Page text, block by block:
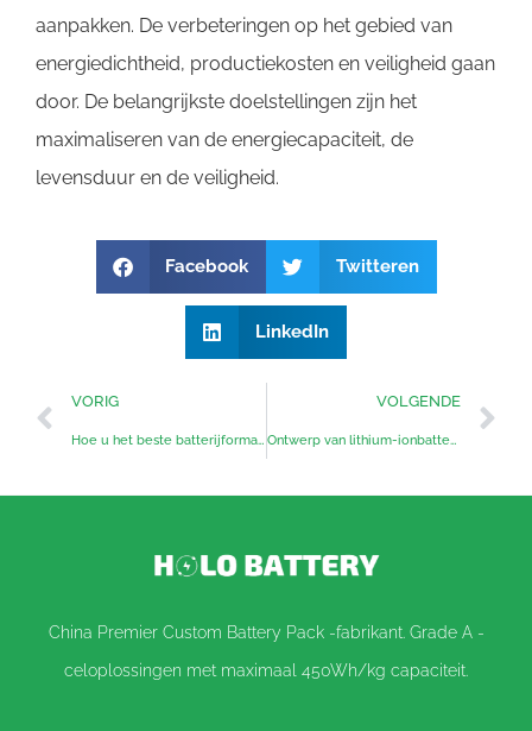
aanpakken. De verbeteringen op het gebied van
energiedichtheid, productiekosten en veiligheid gaan
door. De belangrijkste doelstellingen zijn het
maximaliseren van de energiecapaciteit, de
levensduur en de veiligheid.
Facebook Twitteren
LinkedIn
VORIG
Hoe u het beste batterijformaat voor uw systeem kiest
VOLGENDE
Ontwerp van lithium-ionbatterijpak & Productie Q&A
China Premier Custom Battery Pack -fabrikant. Grade A -
celoplossingen met maximaal 450Wh/kg capaciteit.